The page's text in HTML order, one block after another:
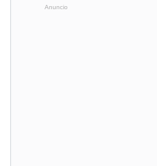
Anuncio